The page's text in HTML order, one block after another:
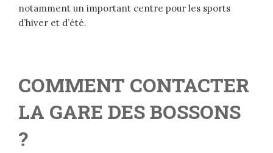
notamment un important centre pour les sports
d’hiver et d’été.
COMMENT CONTACTER
LA GARE DES BOSSONS
?